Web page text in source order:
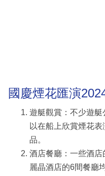
國慶煙花匯演
遊艇觀賞：不少遊
以在船上欣賞煙花
品。
酒店餐廳：一些酒
麗晶酒店的6間餐廳